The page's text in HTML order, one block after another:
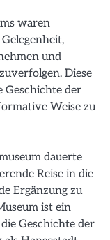
waren
und
Diese
Geschichte der
Weise zu
dauerte
Reise in die
Ergänzung zu
ist ein
Geschichte der